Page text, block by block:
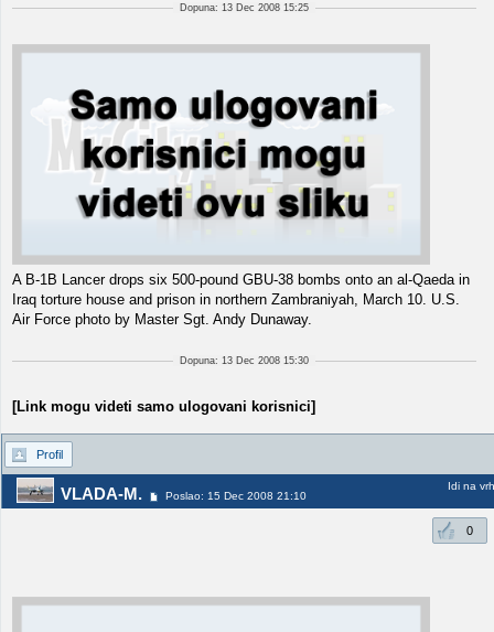
Dopuna: 13 Dec 2008 15:25
A B-1B Lancer drops six 500-pound GBU-38 bombs onto an al-Qaeda in
Iraq torture house and prison in northern Zambraniyah, March 10. U.S.
Air Force photo by Master Sgt. Andy Dunaway.
Dopuna: 13 Dec 2008 15:30
[Link mogu videti samo ulogovani korisnici]
Profil
VLADA-M. Poslao: 15 Dec 2008 21:10
Idi na vrh
0